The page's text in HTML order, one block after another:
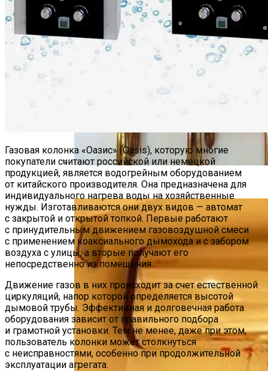
ТЕНы С Терморегулятором
Газовая колонка «Оазис» (Oasis), которую многие
покупатели считают российской или немецкой
продукцией, является водогрейным оборудованием
от китайского производителя. Она предназначена для
индивидуального нагрева воды на хозяйственные
нужды. Изготавливаются они двух видов — автомат
с закрытой и открытой топкой. Первые работают
с принудительным движением газовоздушной смеси
с применением коаксиального дымохода и с забором
воздуха с улицы, а вторые получают его
непосредственно из помещения.
Движение газов в них происходит за счет естественной
циркуляций, напор которой определяется высотой
дымовой трубы. Эффективная и долговечная работа
оборудования зависит от правильного подбора
и грамотной установки. Тем не менее, даже при этом,
пользователь колонки может столкнуться
с неисправностями, особенно при продолжительной
эксплуатации агрегата.